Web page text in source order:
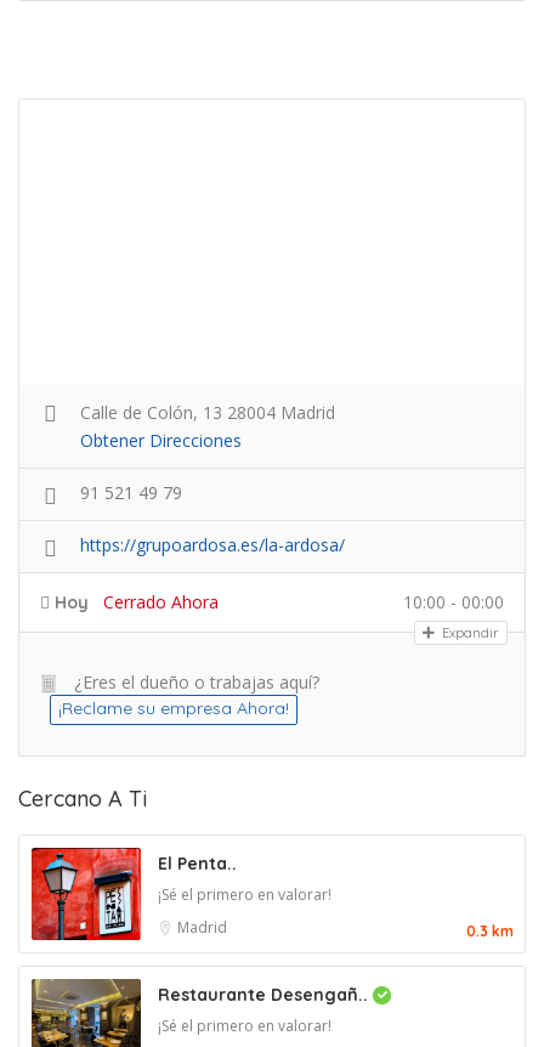
Calle de Colón, 13 28004 Madrid
Obtener Direcciones
91 521 49 79
https://grupoardosa.es/la-ardosa/
Hoy Cerrado Ahora 10:00 - 00:00
Expandir
¿Eres el dueño o trabajas aquí?
¡Reclame su empresa Ahora!
Cercano A Ti
El Penta..
¡Sé el primero en valorar!
Madrid
0.3 km
Restaurante Desengañ..
¡Sé el primero en valorar!